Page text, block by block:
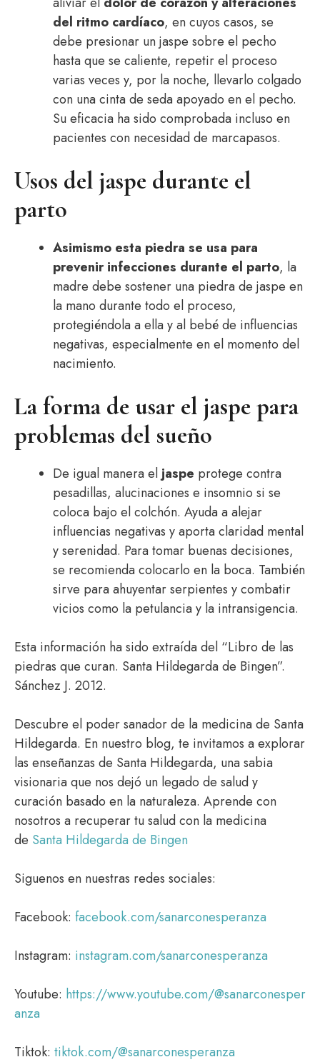
del ritmo cardíaco, en cuyos casos, se
debe presionar un jaspe sobre el pecho
hasta que se caliente, repetir el proceso
varias veces y, por la noche, llevarlo colgado
con una cinta de seda apoyado en el pecho.
Su eficacia ha sido comprobada incluso en
pacientes con necesidad de marcapasos.
Usos del jaspe durante el
parto
Asimismo esta piedra se usa para
prevenir infecciones durante el parto, la
madre debe sostener una piedra de jaspe en
la mano durante todo el proceso,
protegiéndola a ella y al bebé de influencias
negativas, especialmente en el momento del
nacimiento.
La forma de usar el jaspe para
problemas del sueño
De igual manera el jaspe protege contra
pesadillas, alucinaciones e insomnio si se
coloca bajo el colchón. Ayuda a alejar
influencias negativas y aporta claridad mental
y serenidad. Para tomar buenas decisiones,
se recomienda colocarlo en la boca. También
sirve para ahuyentar serpientes y combatir
vicios como la petulancia y la intransigencia.
Esta información ha sido extraída del “Libro de las
piedras que curan. Santa Hildegarda de Bingen”.
Sánchez J. 2012.
Descubre el poder sanador de la medicina de Santa
Hildegarda. En nuestro blog, te invitamos a explorar
las enseñanzas de Santa Hildegarda, una sabia
visionaria que nos dejó un legado de salud y
curación basado en la naturaleza. Aprende con
nosotros a recuperar tu salud con la medicina
de Santa Hildegarda de Bingen
Siguenos en nuestras redes sociales:
Facebook: facebook.com/sanarconesperanza
Instagram: instagram.com/sanarconesperanza
Youtube: https://www.youtube.com/@sanarconesper
anza
Tiktok: tiktok.com/@sanarconesperanza